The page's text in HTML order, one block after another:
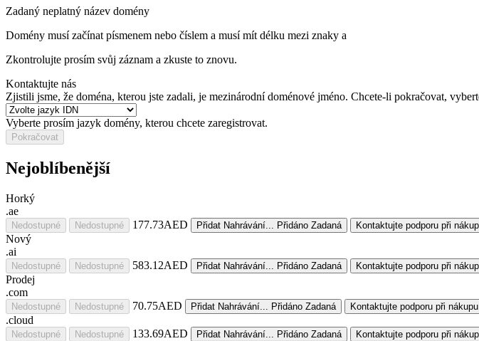
Zadaný neplatný název domény
Domény musí začínat písmenem nebo číslem a musí mít délku mezi znaky a
Zkontrolujte prosím svůj záznam a zkuste to znovu.
Kontaktujte nás
Zjistili jsme, že doména, kterou jste zadali, je mezinárodní doménové jméno. Chcete-li pokračovat,
Vyberte prosím jazyk domény, kterou chcete zaregistrovat.
Pokračovat
Nejoblíbenější
Horký
.ae
Nedostupné Nedostupné 177.73AED Přidat Nahrávání... Přidáno Zadaná Kontaktujte podporu při
Nový
.ai
Nedostupné Nedostupné 583.12AED Přidat Nahrávání... Přidáno Zadaná Kontaktujte podporu při
Prodej
.com
Nedostupné Nedostupné 70.75AED Přidat Nahrávání... Přidáno Zadaná Kontaktujte podporu při nákupu
.cloud
Nedostupné Nedostupné 133.69AED Přidat Nahrávání... Přidáno Zadaná Kontaktujte podporu při